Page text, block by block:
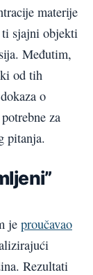
materije
sjajni objekti
Međutim,
od tih
o
za
pitanja.
je proučavao
Rezultati